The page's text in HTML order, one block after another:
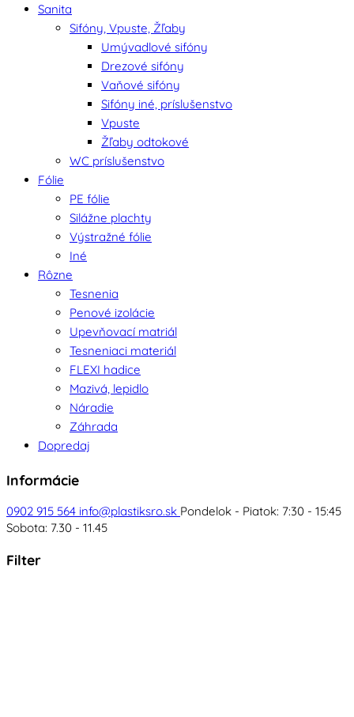
Sanita
Sifóny, Vpuste, Žľaby
Umývadlové sifóny
Drezové sifóny
Vaňové sifóny
Sifóny iné, príslušenstvo
Vpuste
Žľaby odtokové
WC príslušenstvo
Fólie
PE fólie
Silážne plachty
Výstražné fólie
Iné
Rôzne
Tesnenia
Penové izolácie
Upevňovací matriál
Tesneniaci materiál
FLEXI hadice
Mazivá, lepidlo
Náradie
Záhrada
Dopredaj
Informácie
0902 915 564 info@plastiksro.sk Pondelok - Piatok: 7:30 - 15:45
Sobota: 7.30 - 11.45
Filter